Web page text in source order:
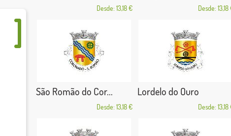
Desde: 13,18 € Desde: 13,18
São Romão do Cor...
Desde: 13,18 €
Lordelo do Ouro
Desde: 13,18